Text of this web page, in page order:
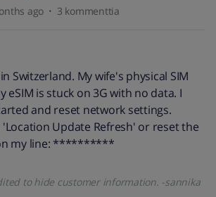
ago 3 kommenttia
Switzerland. My wife's physical SIM
eSIM is stuck on 3G with no data. I
and reset network settings.
Update Refresh' or reset the
my line: **********
to hide customer information. -sannika